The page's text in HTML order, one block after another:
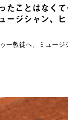
たことはなく
ージシャン、
ー教徒へ。ミュージ